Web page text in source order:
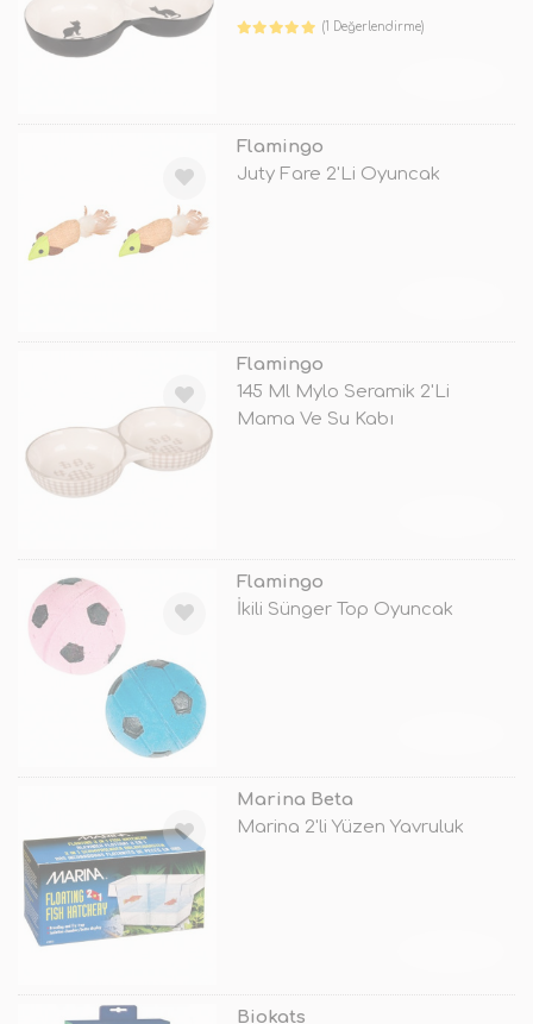
(1 Değerlendirme)
Flamingo
Juty Fare 2'Li Oyuncak
Flamingo
145 Ml Mylo Seramik 2'Li
Mama Ve Su Kabı
Flamingo
İkili Sünger Top Oyuncak
Marina Beta
Marina 2'li Yüzen Yavruluk
Biokats